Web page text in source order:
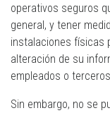
operativos seguros
general, y tener
instalaciones físicas
alteración de su
empleados o terceros.
Sin embargo, no se